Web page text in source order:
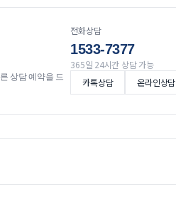
상담 예약을 드
전화상담
1533-7377
365일 24시간 상담 가능
카톡상담
온라인상담